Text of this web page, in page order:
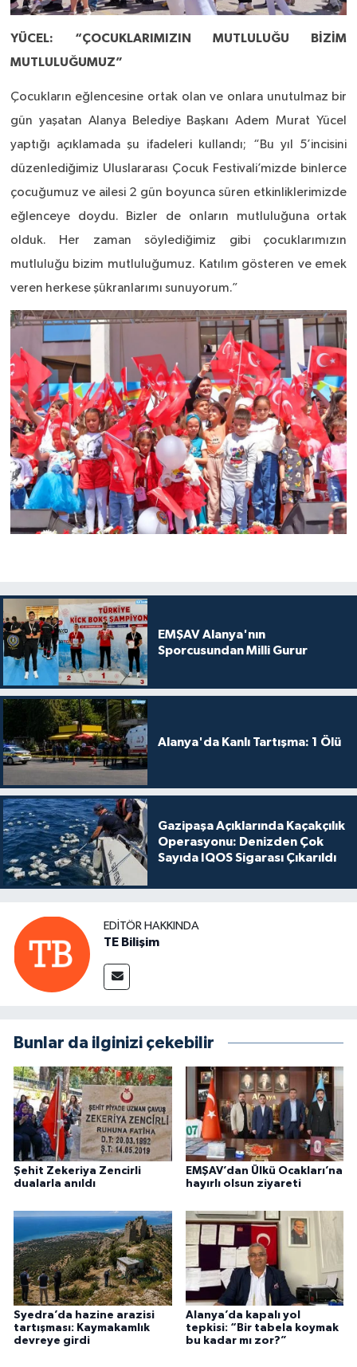
YÜCEL: “ÇOCUKLARIMIZIN MUTLULUĞU BİZİM
MUTLULUĞUMUZ”
Çocukların eğlencesine ortak olan ve onlara unutulmaz bir
gün yaşatan Alanya Belediye Başkanı Adem Murat Yücel
yaptığı açıklamada şu ifadeleri kullandı; “Bu yıl 5’incisini
düzenlediğimiz Uluslararası Çocuk Festivali’mizde binlerce
çocuğumuz ve ailesi 2 gün boyunca süren etkinliklerimizde
eğlenceye doydu. Bizler de onların mutluluğuna ortak
olduk. Her zaman söylediğimiz gibi çocuklarımızın
mutluluğu bizim mutluluğumuz. Katılım gösteren ve emek
veren herkese şükranlarımı sunuyorum.”
EMŞAV Alanya'nın
Sporcusundan Milli Gurur
Alanya'da Kanlı Tartışma: 1 Ölü
Gazipaşa Açıklarında Kaçakçılık
Operasyonu: Denizden Çok
Sayıda IQOS Sigarası Çıkarıldı
EDITÖR HAKKINDA
TE Bilişim
Bunlar da ilginizi çekebilir
Şehit Zekeriya Zencirli
dualarla anıldı
EMŞAV’dan Ülkü Ocakları’na
hayırlı olsun ziyareti
Syedra’da hazine arazisi
tartışması: Kaymakamlık
devreye girdi
Alanya’da kapalı yol
tepkisi: “Bir tabela koymak
bu kadar mı zor?”